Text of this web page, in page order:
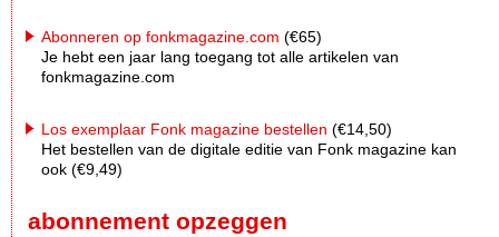
Abonneren op fonkmagazine.com (€65)
Je hebt een jaar lang toegang tot alle artikelen van
fonkmagazine.com
Los exemplaar Fonk magazine bestellen (€14,50)
Het bestellen van de digitale editie van Fonk magazine kan
ook (€9,49)
abonnement opzeggen